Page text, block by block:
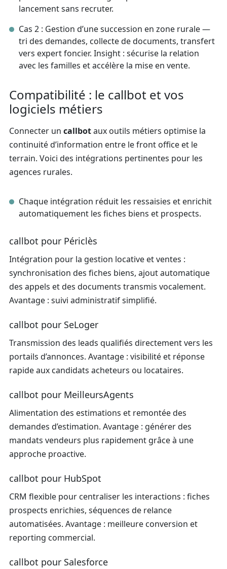
lancement sans recruter.
Cas 2 : Gestion d’une succession en zone rurale —
tri des demandes, collecte de documents, transfert
vers expert foncier. Insight : sécurise la relation
avec les familles et accélère la mise en vente.
Compatibilité : le callbot et vos
logiciels métiers
Connecter un callbotaux outils métiers optimise la
continuité d’information entre le front office et le
terrain. Voici des intégrations pertinentes pour les
agences rurales.
Chaque intégration réduit les ressaisies et enrichit
automatiquement les fiches biens et prospects.
callbot pour Périclès
Intégration pour la gestion locative et ventes :
synchronisation des fiches biens, ajout automatique
des appels et des documents transmis vocalement.
Avantage : suivi administratif simplifié.
callbot pour SeLoger
Transmission des leads qualifiés directement vers les
portails d’annonces. Avantage : visibilité et réponse
rapide aux candidats acheteurs ou locataires.
callbot pour MeilleursAgents
Alimentation des estimations et remontée des
demandes d’estimation. Avantage : générer des
mandats vendeurs plus rapidement grâce à une
approche proactive.
callbot pour HubSpot
CRM flexible pour centraliser les interactions : fiches
prospects enrichies, séquences de relance
automatisées. Avantage : meilleure conversion et
reporting commercial.
callbot pour Salesforce